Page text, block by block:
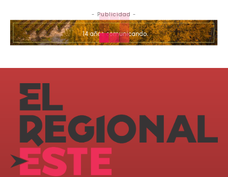
- Publicidad -